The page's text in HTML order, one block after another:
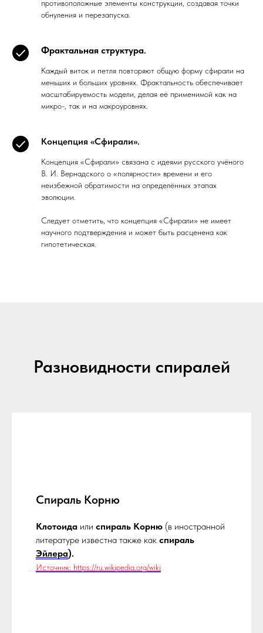
противоположные элементы конструкции, создавая точки
обнуления и перезапуска.
Фрактальная структура.
Каждый виток и петля повторяют общую форму сфирали на
меньших и больших уровнях. Фрактальность обеспечивает
масштабируемость модели, делая её применимой как на
микро-, так и на макроуровнях.
Концепция «Сфирали».
Концепция «Сфирали» связана с идеями русского учёного
В. И. Вернадского о «полярности» времени и его
неизбежной обратимости на определённых этапах
эволюции.
Следует отметить, что концепция «Сфирали» не имеет
научного подтверждения и может быть расценена как
гипотетическая.
Разновидности спиралей
Спираль Корню
Клотоида или спираль Корню (в иностранной
литературе известна также как спираль
Эйлера).
Источник: https://ru.wikipedia.org/wiki